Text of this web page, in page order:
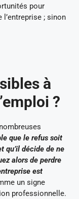
pour
l’entreprise ; sinon
à
?
que le refus soit
qu’il décide de ne
alors de perdre
est
un signe
professionnelle.